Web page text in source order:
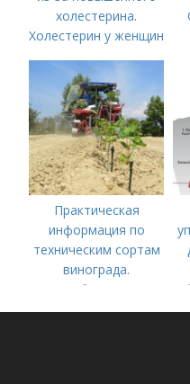
холестерина.
Холестерин у женщин
Практическая
информация по
техническим сортам
винограда.
Особенности
технических сортов